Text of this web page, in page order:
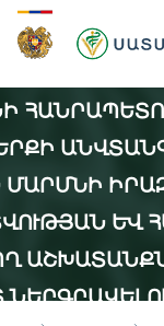
ՄԱՐՄՆԻ
ԵՎ